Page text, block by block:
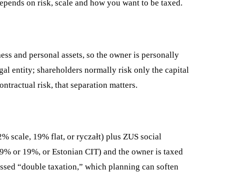
on risk, scale and how you want to be taxed.
and personal assets, so the owner is personally
entity; shareholders normally risk only the capital
risk, that separation matters.
scale, 19% flat, or ryczałt) plus ZUS social
or 19%, or Estonian CIT) and the owner is taxed
“double taxation,” which planning can soften